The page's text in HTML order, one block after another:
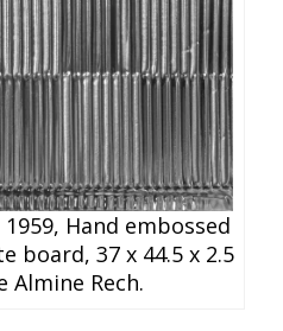
1959, Hand embossed
board, 37 x 44.5 x 2.5
Almine Rech.